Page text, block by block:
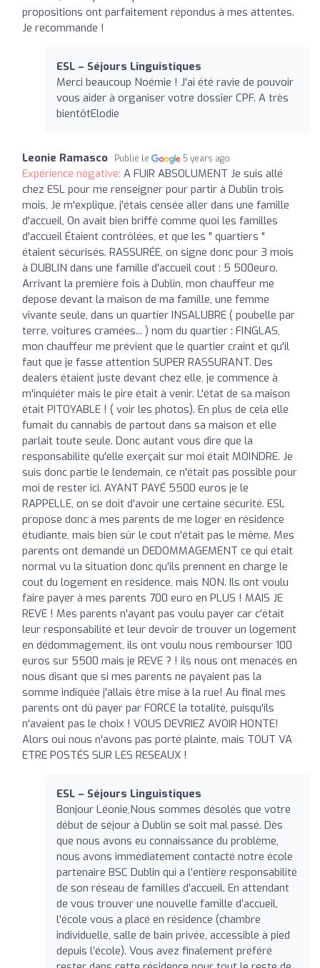
propositions ont parfaitement répondus à mes attentes.
Je recommande !
ESL – Séjours Linguistiques
Merci beaucoup Noémie ! J'ai été ravie de pouvoir
vous aider à organiser votre dossier CPF. A très
bientôtElodie
Leonie Ramasco Publié le 5 years ago
Expérience négative: A FUIR ABSOLUMENT Je suis allé
chez ESL pour me renseigner pour partir à Dublin trois
mois, Je m'explique, j'étais censée aller dans une famille
d'accueil, On avait bien briffé comme quoi les familles
d'accueil Étaient contrôlées, et que les " quartiers "
étaient sécurisés. RASSURÉE, on signe donc pour 3 mois
à DUBLIN dans une famille d'accueil cout : 5 500euro.
Arrivant la première fois à Dublin, mon chauffeur me
depose devant la maison de ma famille, une femme
vivante seule, dans un quartier INSALUBRE ( poubelle par
terre, voitures cramées... ) nom du quartier : FINGLAS,
mon chauffeur me prévient que le quartier craint et qu'il
faut que je fasse attention SUPER RASSURANT. Des
dealers étaient juste devant chez elle, je commence à
m'inquiéter mais le pire était à venir. L'état de sa maison
était PITOYABLE ! ( voir les photos). En plus de cela elle
fumait du cannabis de partout dans sa maison et elle
parlait toute seule. Donc autant vous dire que la
responsabilité qu'elle exerçait sur moi était MOINDRE. Je
suis donc partie le lendemain, ce n'était pas possible pour
moi de rester ici. AYANT PAYÉ 5500 euros je le
RAPPELLE, on se doit d'avoir une certaine sécurité. ESL
propose donc à mes parents de me loger en résidence
étudiante, mais bien sûr le cout n'était pas le même. Mes
parents ont demandé un DEDOMMAGEMENT ce qui était
normal vu la situation donc qu'ils prennent en charge le
cout du logement en résidence, mais NON. Ils ont voulu
faire payer à mes parents 700 euro en PLUS ! MAIS JE
REVE ! Mes parents n'ayant pas voulu payer car c'était
leur responsabilité et leur devoir de trouver un logement
en dédommagement, ils ont voulu nous rembourser 100
euros sur 5500 mais je REVE ? ! ils nous ont menacés en
nous disant que si mes parents ne payaient pas la
somme indiquée j'allais être mise à la rue! Au final mes
parents ont dû payer par FORCE la totalité, puisqu'ils
n'avaient pas le choix ! VOUS DEVRIEZ AVOIR HONTE!
Alors oui nous n'avons pas porté plainte, mais TOUT VA
ETRE POSTÉS SUR LES RESEAUX !
ESL – Séjours Linguistiques
Bonjour Léonie,Nous sommes désolés que votre
début de séjour à Dublin se soit mal passé. Dès
que nous avons eu connaissance du problème,
nous avons immédiatement contacté notre école
partenaire BSC Dublin qui a l’entière responsabilité
de son réseau de familles d’accueil. En attendant
de vous trouver une nouvelle famille d’accueil,
l'école vous a placé en résidence (chambre
individuelle, salle de bain privée, accessible à pied
depuis l’école). Vous avez finalement préféré